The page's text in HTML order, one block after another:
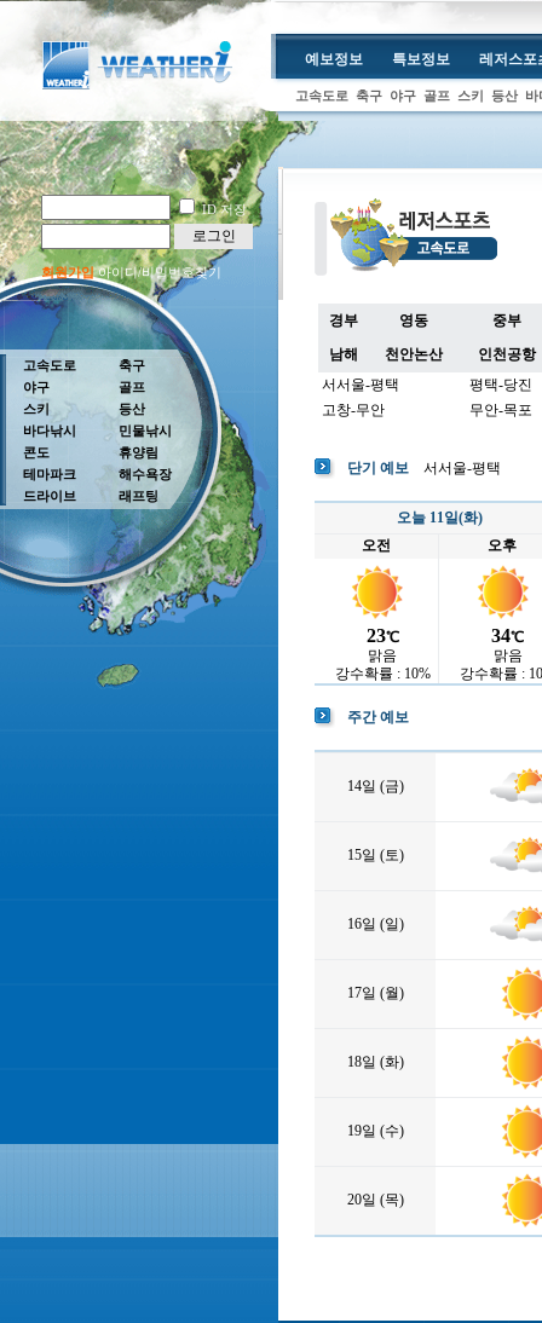
ID 저장
로그인
회원가입아이디/비밀번호찾기
예보정보 특보정보 레저스포
고속도로 축구 야구 골프 스키 등산 바
고속도로
야구
스키
바다낚시
콘도
테마파크
드라이브
축구
골프
등산
민물낚시
휴양림
해수욕장
래프팅
경부 영동
중부
남해
천안논산
인천공항
서서울-평택
평택-당진
고창-무안
무안-목포
단기 예보 서서울-평택
오늘 11일(화)
오전
오후
23℃
맑음
강수확률 : 10%
34℃
맑음
강수확률 :
주간 예보
14일 (금)
15일 (토)
16일 (일)
17일 (월)
18일 (화)
19일 (수)
20일 (목)